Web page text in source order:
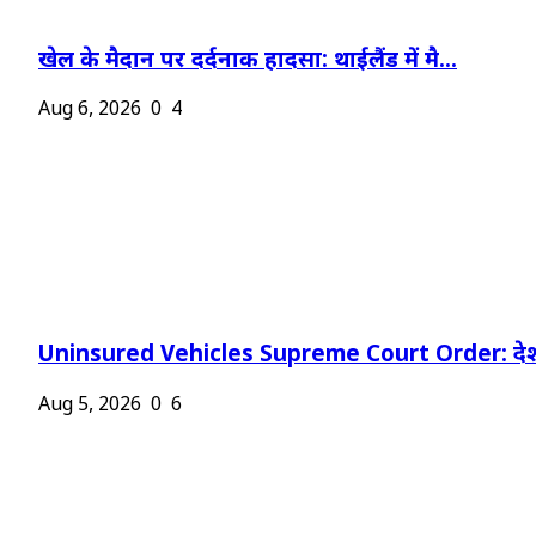
खेल के मैदान पर दर्दनाक हादसा: थाईलैंड में मै...
Aug 6, 2026 0 4
Uninsured Vehicles Supreme Court Order:
Aug 5, 2026 0 6